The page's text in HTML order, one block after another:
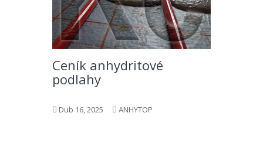
Ceník anhydritové
podlahy
Dub 16, 2025 ANHYTOP